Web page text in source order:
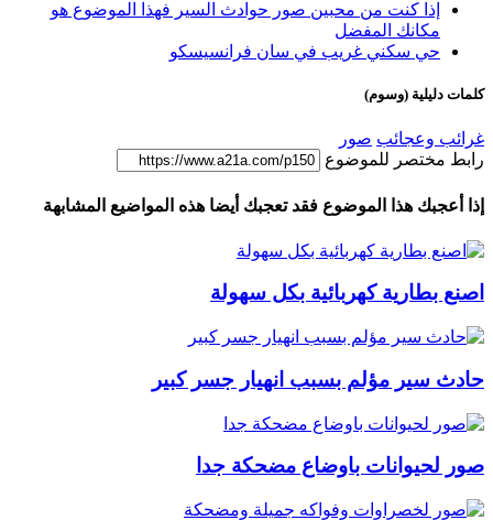
إذا كنت من محبين صور حوادث السير فهذا الموضوع هو
مكانك المفضل
حي سكني غريب في سان فرانسيسكو
كلمات دليلية (وسوم)
غرائب وعجائب صور
رابط مختصر للموضوع
إذا أعجبك هذا الموضوع فقد تعجبك أيضا هذه المواضيع المشابهة
اصنع بطارية كهربائية بكل سهولة
حادث سير مؤلم بسبب انهيار جسر كبير
صور لحيوانات باوضاع مضحكة جدا